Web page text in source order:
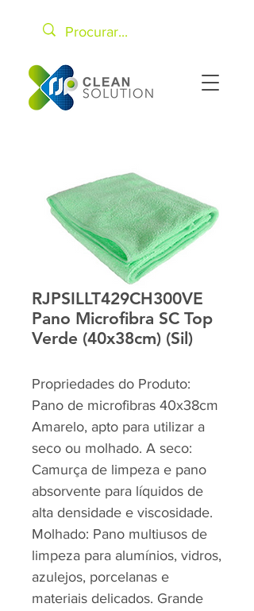
RJPSILLT429CH300VE
Pano Microfibra SC Top
Verde (40x38cm) (Sil)
Propriedades do Produto:
Pano de microfibras 40x38cm
Amarelo, apto para utilizar a
seco ou molhado. A seco:
Camurça de limpeza e pano
absorvente para líquidos de
alta densidade e viscosidade.
Molhado: Pano multiusos de
limpeza para alumínios, vidros,
azulejos, porcelanas e
materiais delicados. Grande